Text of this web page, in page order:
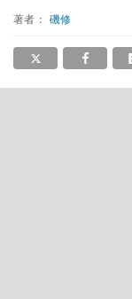
著者： 磯修